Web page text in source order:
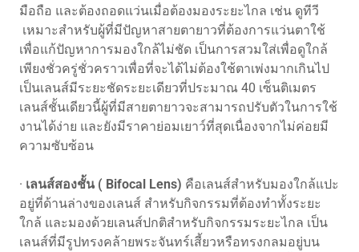
มือถือ และต้องถอดแว่นเมื่อต้องมองระยะไกล เช่น ดูทีวี
เหมาะสำหรับผู้ที่มีปัญหาสายตายาวที่ต้องการแว่นตาใช้
เพื่อแก้ปัญหาการมองใกล้ไม่ชัด เป็นการสวมใส่เพื่อดูใกล้
เพียงชั่วครู่ชั่วคราวเพื่อที่จะได้ไม่ต้องใช้ตาเพ่งมากเกินไป
เป็นเลนส์มีระยะชัดระยะเดียวที่ประมาณ 40 เซ็นติเมตร
เลนส์ชั้นเดียวนี้ผู้ที่มีสายตายาวจะสามารถปรับตัวในการใช้
งานได้ง่าย และยังมีราคาย่อมเยาว์ที่สุดเนื่องจากไม่ค่อยมี
ความซับซ้อน
· เลนส์สองชั้น ( Bifocal Lens) คือเลนส์สำหรับมองใกล้แปะ
อยู่ที่ด้านล่างของเลนส์ สำหรับกิจกรรมที่ต้องทำทั้งระยะ
ใกล้ และมองด้วยเลนส์ปกติสำหรับกิจกรรมระยะไกล เป็น
เลนส์ที่มีรูปทรงคล้ายพระจันทร์เสี้ยวหรือทรงกลมอยู่บน